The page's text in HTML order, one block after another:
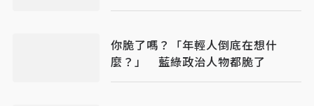
你脆了嗎？「年輕人倒底在想什
麼？」 藍綠政治人物都脆了